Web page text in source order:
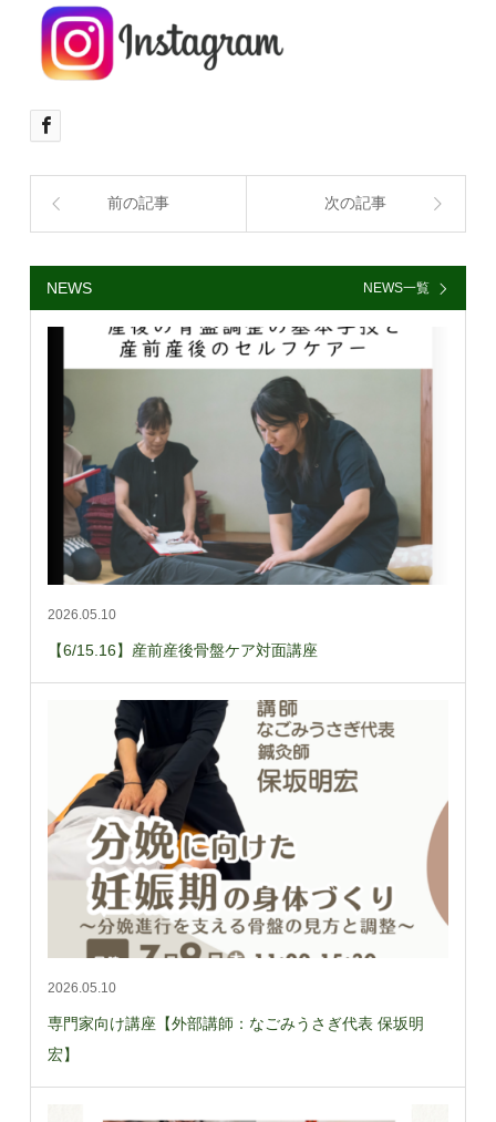
前の記事 次の記事
NEWS NEWS一覧
2026.05.10
【6/15.16】産前産後骨盤ケア対面講座
2026.05.10
専門家向け講座【外部講師：なごみうさぎ代表 保坂明
宏】